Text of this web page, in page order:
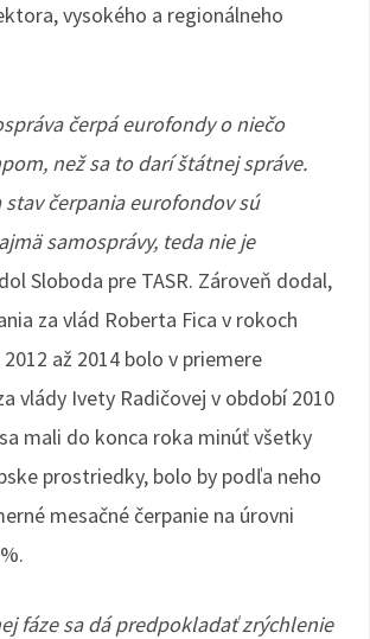
vysokého a regionálneho
čerpá eurofondy o niečo
než sa to darí štátnej správe.
stav čerpania eurofondov sú
samosprávy, teda nie je
Sloboda pre TASR. Zároveň dodal,
za vlád Roberta Fica v rokoch
2012 až 2014 bolo v priemere
vlády Ivety Radičovej v období 2010
mali do konca roka minúť všetky
prostriedky, bolo by podľa neho
mesačné čerpanie na úrovni
fáze sa dá predpokladať zrýchlenie